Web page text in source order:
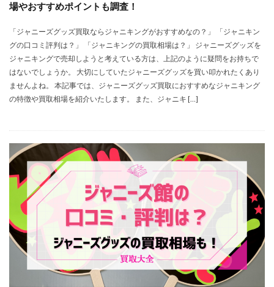
場やおすすめポイントも調査！
「ジャニーズグッズ買取ならジャニキングがおすすめなの？」 「ジャニキン
グの口コミ評判は？」 「ジャニキングの買取相場は？」 ジャニーズグッズを
ジャニキングで売却しようと考えている方は、上記のように疑問をお持ちで
はないでしょうか。 大切にしていたジャニーズグッズを買い叩かれたくあり
ませんよね。 本記事では、ジャニーズグッズ買取におすすめなジャニキング
の特徴や買取相場を紹介いたします。 また、ジャニキ […]